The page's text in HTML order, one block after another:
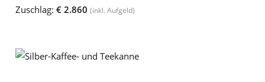
Zuschlag: € 2.860 (inkl. Aufgeld)